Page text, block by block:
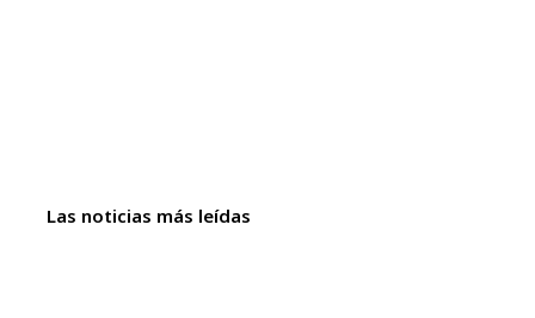
Las noticias más leídas